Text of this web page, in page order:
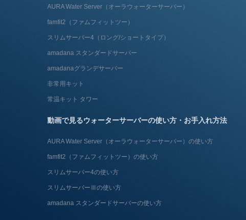
AURA Water Server​（オーラウォーターサーバー）
famfit2（ファムフィットツー）
スリムサーバー4（ロング/ショートタイプ）
amadana スタンダードサーバー
amadanaグランデサーバー
非常用キット
常温キット タワー
動画で見るウォーターサーバーの使い方・お手入れ方法
AURA Water Server​（オーラウォーターサーバー）の使い方
famfit2（ファムフィットツー）の使い方
スリムサーバー4の使い方
スリムサーバーⅢの使い方
amadana スタンダードサーバーの使い方